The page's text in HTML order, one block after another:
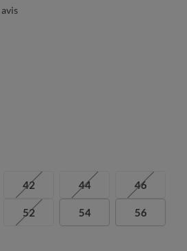
avis
42 44 46
52 54 56